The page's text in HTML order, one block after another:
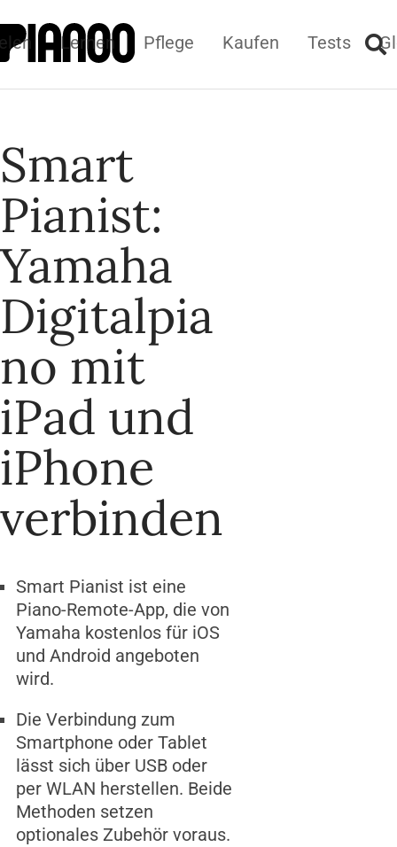
Lernen Pflege Kaufen Tests
Smart
Pianist:
Yamaha
Digitalpia
no mit
iPad und
iPhone
verbinden
Smart Pianist ist eine
Piano-Remote-App, die von
Yamaha kostenlos für iOS
und Android angeboten
wird.
Die Verbindung zum
Smartphone oder Tablet
lässt sich über USB oder
per WLAN herstellen. Beide
Methoden setzen
optionales Zubehör voraus.